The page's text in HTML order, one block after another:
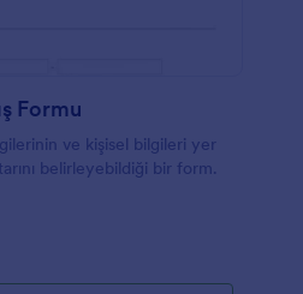
Formu
ve kişisel bilgileri yer
belirleyebildiği bir form.